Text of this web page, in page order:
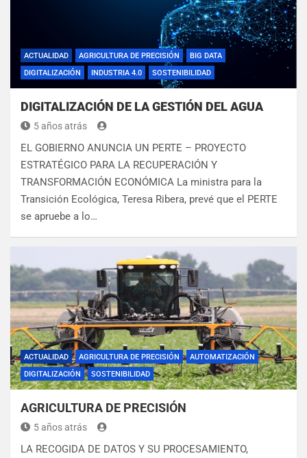
ACTUALIDAD AGRICULTURA DE PRECISIÓN
BIG DATA
DIGITALIZACIÓN
INDUSTRIA 4.0 SOSTENIBILIDAD
DIGITALIZACIÓN DE LA GESTIÓN DEL AGUA
5 años atrás
EL GOBIERNO ANUNCIA UN PERTE – PROYECTO
ESTRATÉGICO PARA LA RECUPERACIÓN Y
TRANSFORMACIÓN ECONÓMICA La ministra para la
Transición Ecológica, Teresa Ribera, prevé que el PERTE
se apruebe a lo…
ACTUALIDAD AGRICULTURA DE PRECISIÓN
AUTOMATIZACIÓN
DIGITALIZACIÓN
SOSTENIBILIDAD
AGRICULTURA DE PRECISIÓN
5 años atrás
LA RECOGIDA DE DATOS Y SU PROCESAMIENTO,